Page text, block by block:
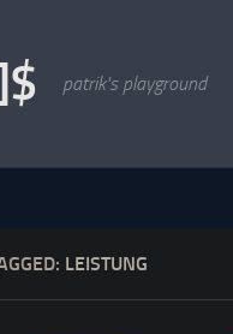
patrik's playground
LEISTUNG